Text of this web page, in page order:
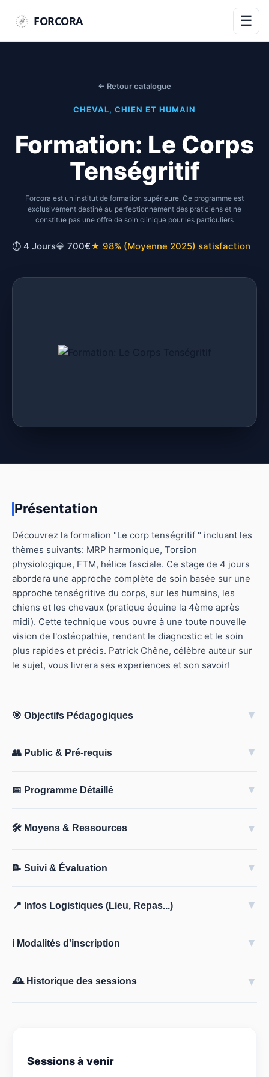
FORCORA ☰
← Retour catalogue
CHEVAL, CHIEN ET HUMAIN
Formation: Le Corps
Tenségritif
Forcora est un institut de formation supérieure. Ce programme est
exclusivement destiné au perfectionnement des praticiens et ne
constitue pas une offre de soin clinique pour les particuliers
⏱ 4 Jours💎 700€★ 98% (Moyenne 2025) satisfaction
Présentation
Découvrez la formation "Le corp tenségritif " incluant les
thèmes suivants: MRP harmonique, Torsion
physiologique, FTM, hélice fasciale. Ce stage de 4 jours
abordera une approche complète de soin basée sur une
approche tenségritive du corps, sur les humains, les
chiens et les chevaux (pratique équine la 4ème après
midi). Cette technique vous ouvre à une toute nouvelle
vision de l'ostéopathie, rendant le diagnostic et le soin
plus rapides et précis. Patrick Chêne, célèbre auteur sur
le sujet, vous livrera ses experiences et son savoir!
🎯 Objectifs Pédagogiques ▼
👥 Public & Pré-requis ▼
📅 Programme Détaillé ▼
🛠️ Moyens & Ressources ▼
📝 Suivi & Évaluation ▼
📍 Infos Logistiques (Lieu, Repas...) ▼
ℹ️ Modalités d'inscription ▼
🕰️ Historique des sessions ▼
Sessions à venir